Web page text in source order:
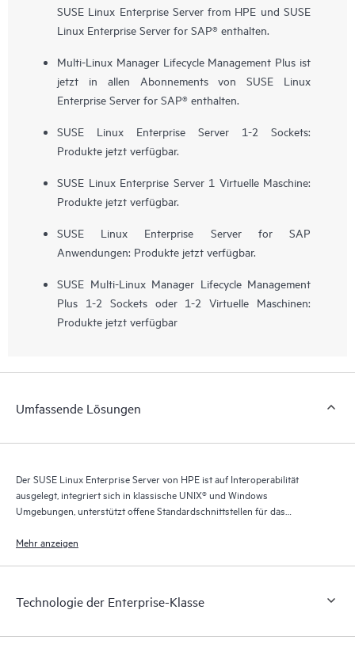
SUSE Linux Enterprise Server from HPE und SUSE
Linux Enterprise Server for SAP® enthalten.
Multi-Linux Manager Lifecycle Management Plus ist
jetzt in allen Abonnements von SUSE Linux
Enterprise Server for SAP® enthalten.
SUSE Linux Enterprise Server 1-2 Sockets:
Produkte jetzt verfügbar.
SUSE Linux Enterprise Server 1 Virtuelle Maschine:
Produkte jetzt verfügbar.
SUSE Linux Enterprise Server for SAP
Anwendungen: Produkte jetzt verfügbar.
SUSE Multi-Linux Manager Lifecycle Management
Plus 1-2 Sockets oder 1-2 Virtuelle Maschinen:
Produkte jetzt verfügbar
Umfassende Lösungen
Der SUSE Linux Enterprise Server von HPE ist auf Interoperabilität
ausgelegt, integriert sich in klassische UNIX® und Windows
Umgebungen, unterstützt offene Standardschnittstellen für das
Mehr anzeigen
Technologie der Enterprise-Klasse